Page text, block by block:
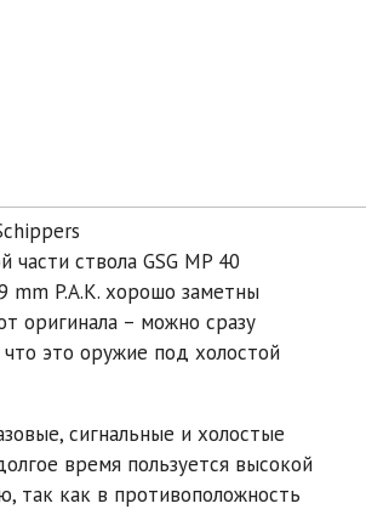
части ствола GSG MP 40
mm P.A.K. хорошо заметны
оригинала – можно сразу
это оружие под холостой
сигнальные и холостые
время пользуется высокой
так как в противоположность